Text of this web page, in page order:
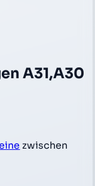
A31,A30
zwischen